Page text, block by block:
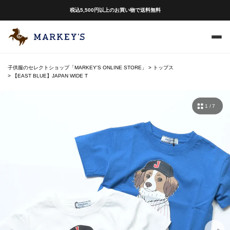
税込5,500円以上のお買い物で送料無料
子供服のセレクトショップ「MARKEY'S ONLINE STORE」
トップス
【EAST BLUE】JAPAN WIDE T
1 / 7